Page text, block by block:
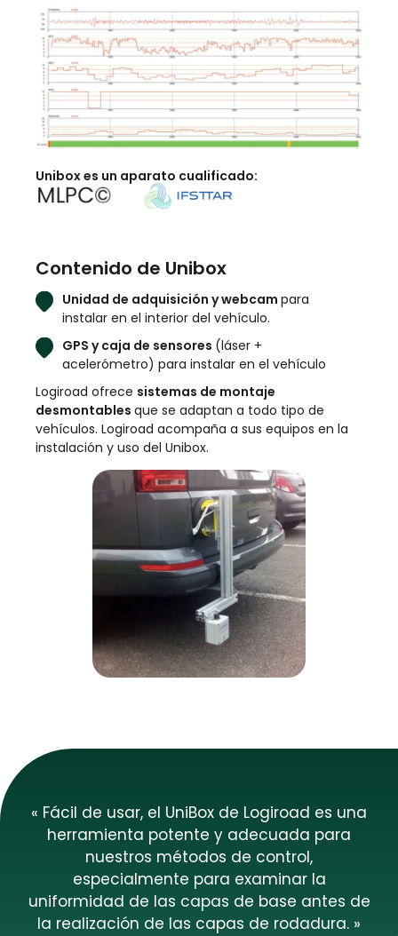
Unibox es un aparato cualificado:
Contenido de Unibox
Unidad de adquisición y webcam para
instalar en el interior del vehículo.
GPS y caja de sensores (láser +
acelerómetro) para instalar en el vehículo
Logiroad ofrece sistemas de montaje
desmontables que se adaptan a todo tipo de
vehículos. Logiroad acompaña a sus equipos en la
instalación y uso del Unibox.
« Fácil de usar, el UniBox de Logiroad es una
herramienta potente y adecuada para
nuestros métodos de control,
especialmente para examinar la
uniformidad de las capas de base antes de
la realización de las capas de rodadura. »